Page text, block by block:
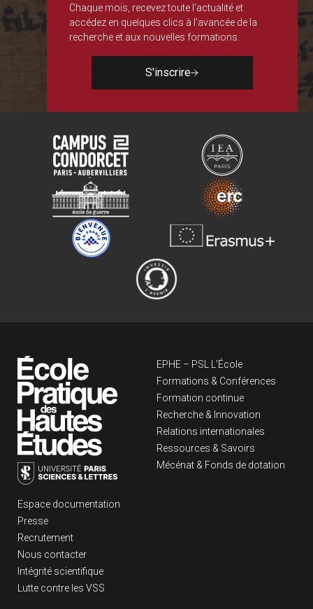
Chaque mois, recevez toute l'actualité et
accédez en quelques clics à l'avancée de la
recherche et aux nouvelles formations.
S'inscrire
Navigation
EPHE – PSL L’École
Formations & Conférences
Formation continue
Recherche & Innovation
Relations internationales
Ressources & Savoirs
Mécénat & Fonds de dotation
Liens footer
Espace documentation
Presse
Recrutement
Nous contacter
Intégrité scientifique
Lutte contre les VSS